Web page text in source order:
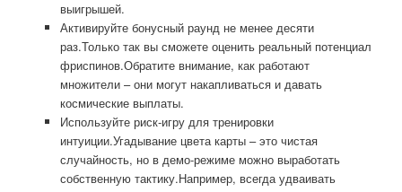
выигрышей.
Активируйте бонусный раунд не менее десяти
раз.Только так вы сможете оценить реальный потенциал
фриспинов.Обратите внимание, как работают
множители – они могут накапливаться и давать
космические выплаты.
Используйте риск-игру для тренировки
интуиции.Угадывание цвета карты – это чистая
случайность, но в демо-режиме можно выработать
собственную тактику.Например, всегда удваивать